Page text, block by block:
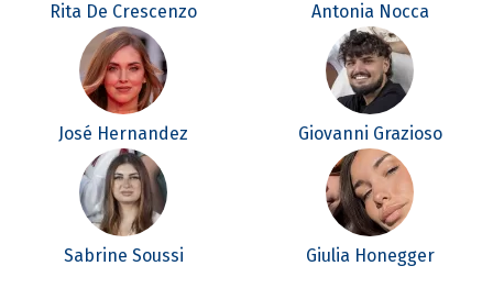
Rita De Crescenzo Antonia Nocca
José Hernandez Giovanni Grazioso
Sabrine Soussi Giulia Honegger